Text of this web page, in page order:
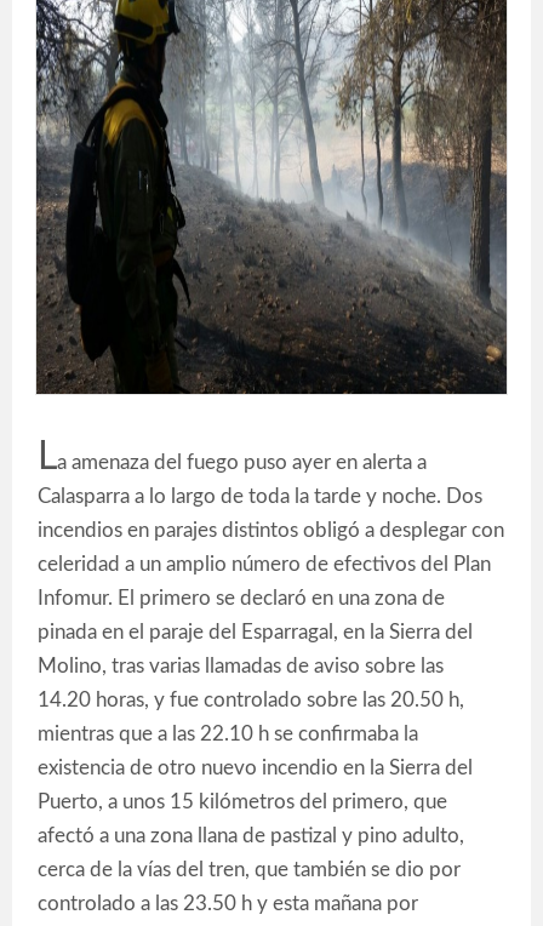
La amenaza del fuego puso ayer en alerta a
Calasparra a lo largo de toda la tarde y noche. Dos
incendios en parajes distintos obligó a desplegar con
celeridad a un amplio número de efectivos del Plan
Infomur. El primero se declaró en una zona de
pinada en el paraje del Esparragal, en la Sierra del
Molino, tras varias llamadas de aviso sobre las
14.20 horas, y fue controlado sobre las 20.50 h,
mientras que a las 22.10 h se confirmaba la
existencia de otro nuevo incendio en la Sierra del
Puerto, a unos 15 kilómetros del primero, que
afectó a una zona llana de pastizal y pino adulto,
cerca de la vías del tren, que también se dio por
controlado a las 23.50 h y esta mañana por